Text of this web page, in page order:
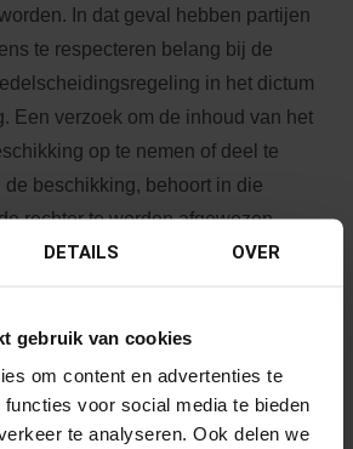
DETAILS OVER
gebruik van cookies
om content en advertenties te
voor social media te bieden
te analyseren. Ook delen we
In dat geval hebben partijen
te respecteren belang bij de
in het dictum
Een verzoek om de inhoud van het
op te nemen of deel te
de beschikking, behoort in die
rechter te worden afgewezen.
immers met een frase in het dictum
in het aan deze
convenant vast”. De deurwaarder
verzoeker heeft er dus niets aan.